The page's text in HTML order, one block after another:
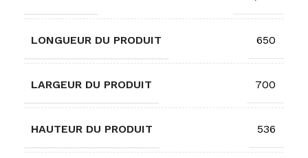
LONGUEUR DU PRODUIT 650
LARGEUR DU PRODUIT 700
HAUTEUR DU PRODUIT 536